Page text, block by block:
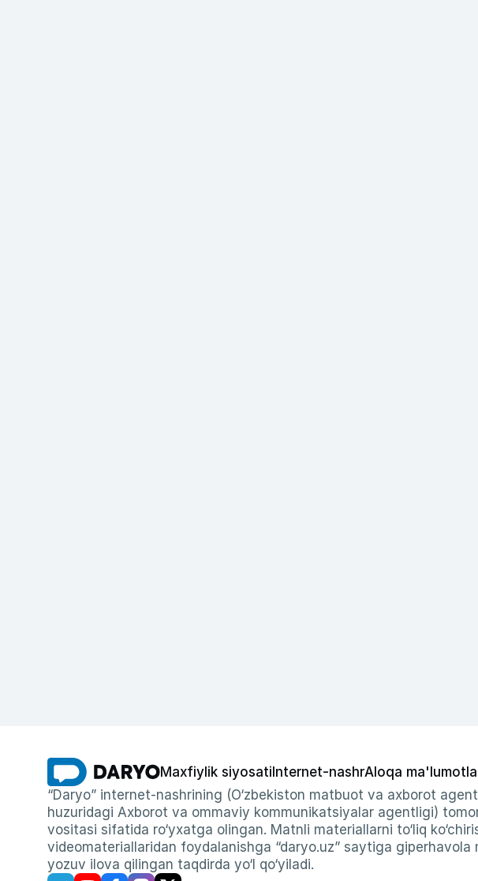
Maxfiylik siyosati Internet-nashrAloqa
“Daryo” internet-nashrining (O‘zbekiston matbuot va axborot
huzuridagi Axborot va ommaviy kommunikatsiyalar agentligi)
vositasi sifatida ro‘yxatga olingan. Matnli materiallarni to‘liq
videomateriallaridan foydalanishga “daryo.uz” saytiga
yozuv ilova qilingan taqdirda yo‘l qo‘yiladi.